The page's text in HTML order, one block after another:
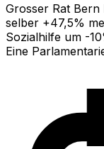
Grosser Rat
selber +47,5%
Sozialhilfe um -
Eine